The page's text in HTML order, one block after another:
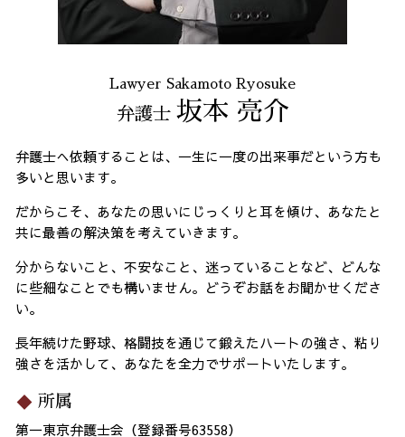
Lawyer Sakamoto Ryosuke
弁護士 坂本 亮介
弁護士へ依頼することは、一生に一度の出来事だという方も
多いと思います。
だからこそ、あなたの思いにじっくりと耳を傾け、あなたと
共に最善の解決策を考えていきます。
分からないこと、不安なこと、迷っていることなど、どんな
に些細なことでも構いません。どうぞお話をお聞かせくださ
い。
長年続けた野球、格闘技を通じて鍛えたハートの強さ、粘り
強さを活かして、あなたを全力でサポートいたします。
所属
第一東京弁護士会（登録番号63558）